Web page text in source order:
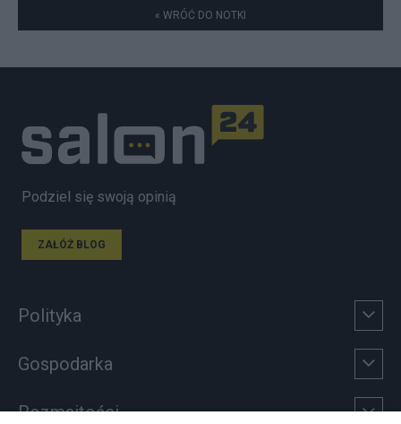
« WRÓĆ DO NOTKI
Podziel się swoją opinią
ZAŁÓŻ BLOG
Polityka
Gospodarka
Rozmaitości